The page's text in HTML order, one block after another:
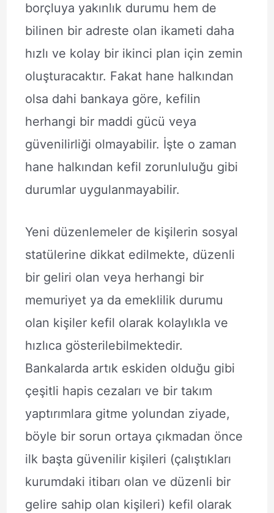
borçluya yakınlık durumu hem de
bilinen bir adreste olan ikameti daha
hızlı ve kolay bir ikinci plan için zemin
oluşturacaktır. Fakat hane halkından
olsa dahi bankaya göre, kefilin
herhangi bir maddi gücü veya
güvenilirliği olmayabilir. İşte o zaman
hane halkından kefil zorunluluğu gibi
durumlar uygulanmayabilir.
Yeni düzenlemeler de kişilerin sosyal
statülerine dikkat edilmekte, düzenli
bir geliri olan veya herhangi bir
memuriyet ya da emeklilik durumu
olan kişiler kefil olarak kolaylıkla ve
hızlıca gösterilebilmektedir.
Bankalarda artık eskiden olduğu gibi
çeşitli hapis cezaları ve bir takım
yaptırımlara gitme yolundan ziyade,
böyle bir sorun ortaya çıkmadan önce
ilk başta güvenilir kişileri (çalıştıkları
kurumdaki itibarı olan ve düzenli bir
gelire sahip olan kişileri) kefil olarak